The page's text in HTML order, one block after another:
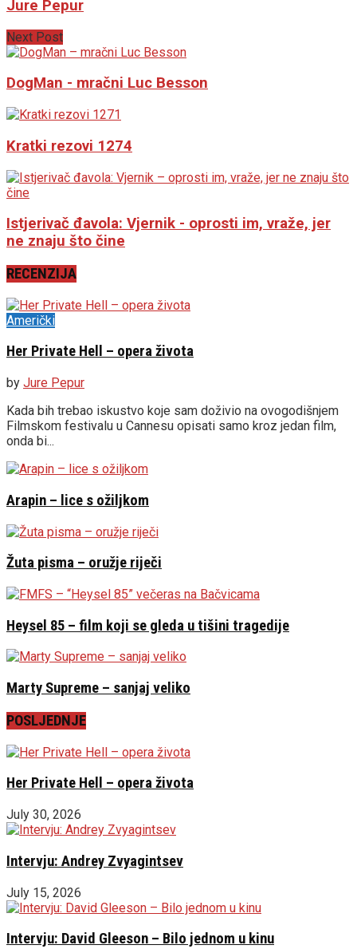
Jure Pepur
Next Post
DogMan - mračni Luc Besson
Kratki rezovi 1274
Istjerivač đavola: Vjernik - oprosti im, vraže, jer
ne znaju što čine
RECENZIJA
Američki
Her Private Hell – opera života
by Jure Pepur
Kada bih trebao iskustvo koje sam doživio na ovogodišnjem
Filmskom festivalu u Cannesu opisati samo kroz jedan film,
onda bi...
Arapin – lice s ožiljkom
Žuta pisma – oružje riječi
Heysel 85 – film koji se gleda u tišini tragedije
Marty Supreme – sanjaj veliko
POSLJEDNJE
Her Private Hell – opera života
July 30, 2026
Intervju: Andrey Zvyagintsev
July 15, 2026
Intervju: David Gleeson – Bilo jednom u kinu